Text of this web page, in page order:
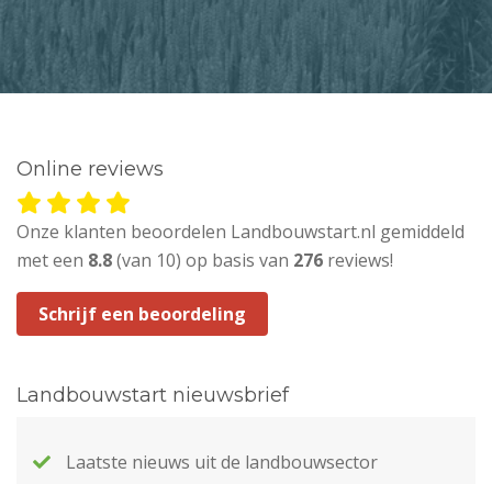
Online reviews
Onze klanten beoordelen Landbouwstart.nl gemiddeld
met een 8.8(van 10) op basis van 276 reviews!
Schrijf een beoordeling
Landbouwstart nieuwsbrief
Laatste nieuws uit de landbouwsector